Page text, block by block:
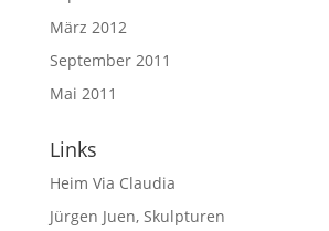
März 2012
September 2011
Mai 2011
Links
Heim Via Claudia
Jürgen Juen, Skulpturen